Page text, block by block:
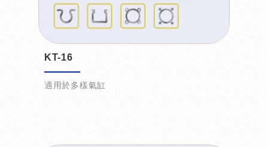
KT-16
適用於多樣氣缸